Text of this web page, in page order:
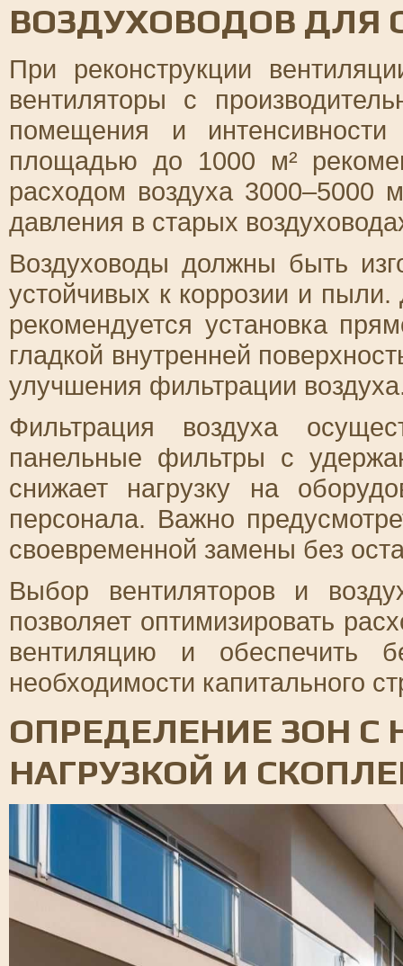
ВОЗДУХОВОДОВ ДЛЯ
При реконструкции
вентиляторы с
помещения и
площадью до 1000 м²
расходом воздуха 3000–5000
давления в старых
Воздуховоды должны быть
устойчивых к коррозии и
рекомендуется установка
гладкой внутренней
улучшения фильтрации
Фильтрация воздуха
панельные фильтры с
снижает нагрузку на
персонала. Важно
своевременной замены без
Выбор вентиляторов и
позволяет оптимизировать
вентиляцию и обеспечить
необходимости капитального
ОПРЕДЕЛЕНИЕ ЗОН
НАГРУЗКОЙ И